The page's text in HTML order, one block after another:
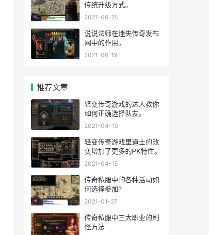
传统升级方式。
2021-06-25
说说法师在迷失传奇发布
网中的作用。
2021-06-19
推荐文章
轻变传奇游戏的达人教你
如何正确选择队友。
2021-04-19
轻变传奇游戏里道士的改
变增加了更多的PK特性。
2021-04-15
传奇私服中的各种活动如
何选择参加?
2021-01-27
传奇私服中三大职业的刷
怪方法